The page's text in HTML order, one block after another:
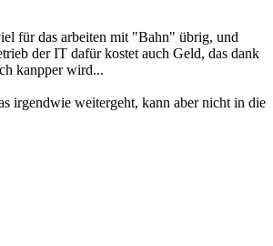
für das arbeiten mit "Bahn" übrig, und
der IT dafür kostet auch Geld, das dank
kanpper wird...
irgendwie weitergeht, kann aber nicht in die